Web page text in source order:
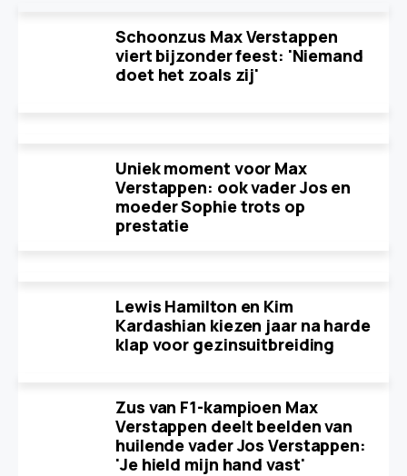
Schoonzus Max Verstappen
viert bijzonder feest: 'Niemand
doet het zoals zij'
Uniek moment voor Max
Verstappen: ook vader Jos en
moeder Sophie trots op
prestatie
Lewis Hamilton en Kim
Kardashian kiezen jaar na harde
klap voor gezinsuitbreiding
Zus van F1-kampioen Max
Verstappen deelt beelden van
huilende vader Jos Verstappen:
'Je hield mijn hand vast'